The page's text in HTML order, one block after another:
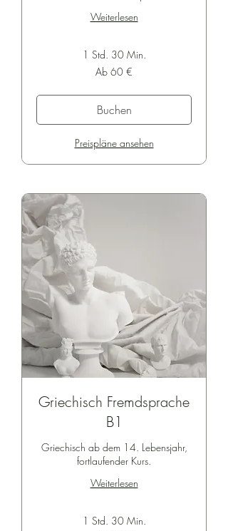
Weiterlesen
1 Std. 30 Min.
Ab 60 €
Buchen
Preispläne ansehen
Griechisch Fremdsprache
B1
Griechisch ab dem 14. Lebensjahr,
fortlaufender Kurs.
Weiterlesen
1 Std. 30 Min.